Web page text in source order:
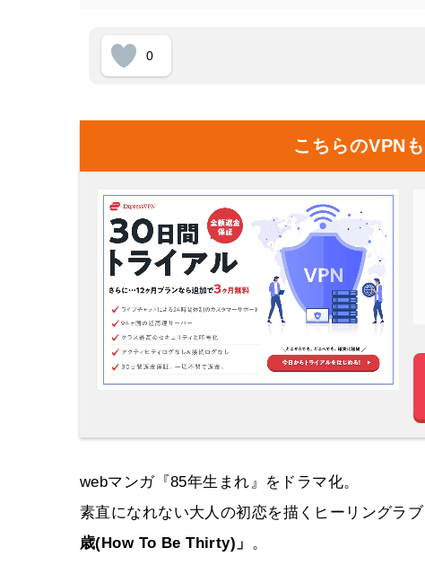
0
こちらのVPN
webマンガ『85年生まれ』をドラマ化。
素直になれない大人の初恋を描くヒーリングラ
歳(How To Be Thirty)」
。